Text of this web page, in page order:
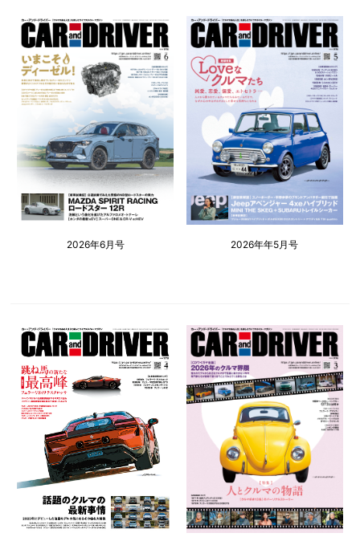
2026年6月号 2026年年5月号